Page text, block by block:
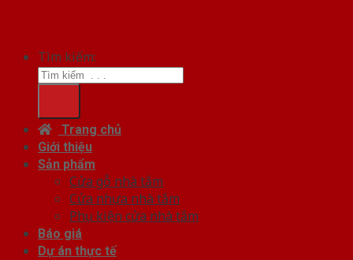
Tìm kiếm:
Trang chủ
Giới thiệu
Sản phẩm
Cửa gỗ nhà tắm
Cửa nhựa nhà tắm
Phụ kiện cửa nhà tắm
Báo giá
Dự án thực tế